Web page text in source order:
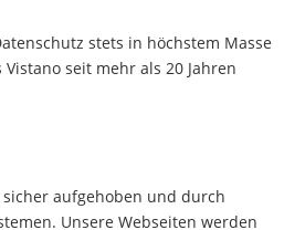
stets in höchstem Masse
seit mehr als 20 Jahren
aufgehoben und durch
Unsere Webseiten werden